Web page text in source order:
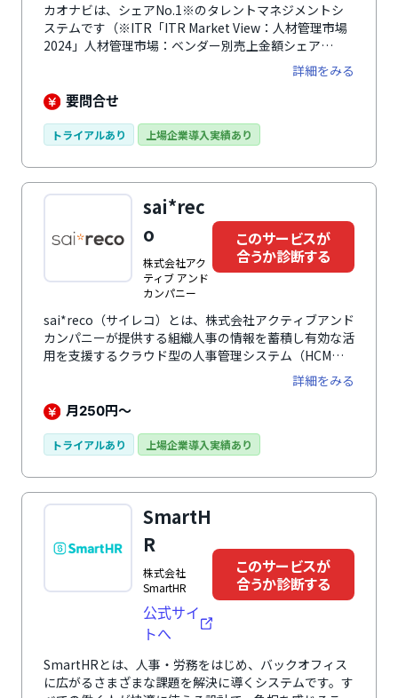
カオナビは、シェアNo.1※のタレントマネジメントシ
ステムです（※ITR「ITR Market View：人材管理市場
2024」人材管理市場：ベンダー別売上金額シェア
（2015～2022年度）、SaaS型人材管理市場：ベンダー
別売上金額シェア（2015～2022年度））。あらゆる人
材情報を一元化・可視化して分析し、社員の個性・才能
ビに集約することで、組織の人材配置、人材育成、評
課題に対応できます。誰でも使いやすい直感的なUI・
UXで、機能や項目のカスタマイズも柔軟に行えます。
約4,500社以上（2025年9月末時点）の導入実績と蓄積
されたノウハウで、各社の企業課題や活用フェーズに合
わせた最適なサポートを提供。ユーザーコミュニティも
活発で、他社との交流を通じて活きた事例を学び合えま
す。
詳細をみる
要問合せ
トライアルあり 上場企業導入実績あり
sai*rec
o
株式会社アク
ティブ アンド
カンパニー
このサービスが
合うか診断する
sai*reco（サイレコ）とは、株式会社アクティブアンド
カンパニーが提供する組織人事の情報を蓄積し有効な活
用を支援するクラウド型の人事管理システム（HCM）
です。グッドデザイン賞(2018年)、ASPIC IoT・AI・
クラウドアワード2019 基幹業務系分野グランプリ
(2019年)を受賞。人事業務にかかわるすべての情報を収
感的にわかりやすく可視化することで作業効率、人事戦
ン、特殊組織の管理、従業員管理、カスタムフィールド
レイアウター、人事施策管理、評価機能、申請承認管
理、ワークフロー、権限管理、一括入力、2次元分析、
者データの蓄積による退職対策など多彩で効果的な機能
を標準搭載。使いやすい人事評価システム「サイレコ」
が攻める人事を実現させます。
詳細をみる
月250円～
トライアルあり 上場企業導入実績あり
SmartH
R
株式会社
SmartHR
公式サイ
トへ
このサービスが
合うか診断する
SmartHRとは、人事・労務をはじめ、バックオフィス
に広がるさまざまな課題を解決に導くシステムです。す